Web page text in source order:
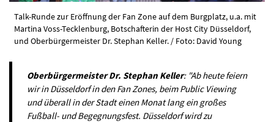
Talk-Runde zur Eröffnung der Fan Zone auf dem Burgplatz, u.a. mit
Martina Voss-Tecklenburg, Botschafterin der Host City Düsseldorf,
und Oberbürgermeister Dr. Stephan Keller. / Foto: David Young
Oberbürgermeister Dr. Stephan Keller: "Ab heute feiern
wir in Düsseldorf in den Fan Zones, beim Public Viewing
und überall in der Stadt einen Monat lang ein großes
Fußball- und Begegnungsfest. Düsseldorf wird zu